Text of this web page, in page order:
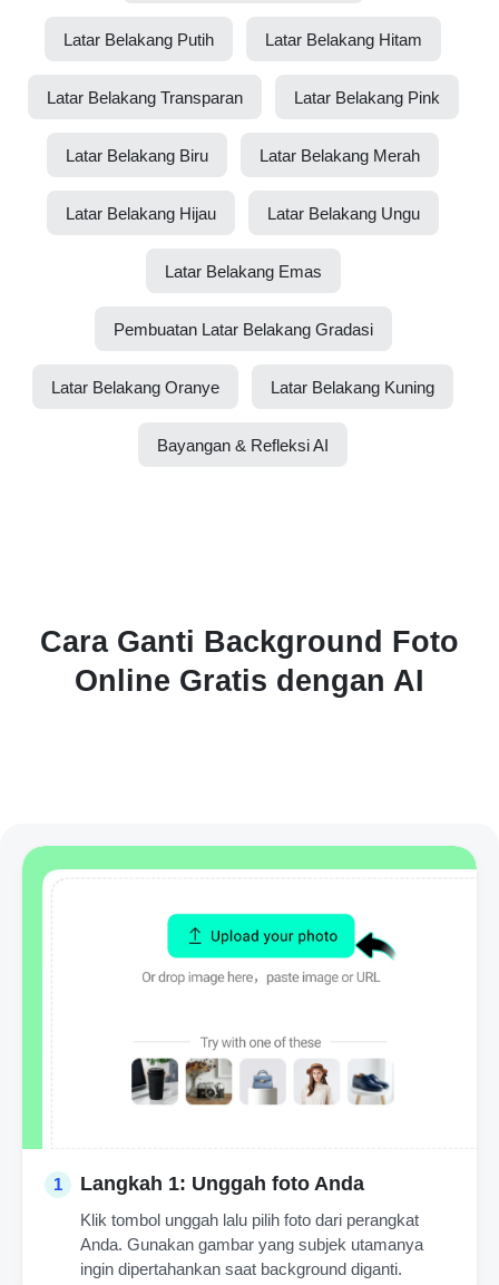
Latar Belakang Putih Latar Belakang Hitam
Latar Belakang Transparan Latar Belakang Pink
Latar Belakang Biru Latar Belakang Merah
Latar Belakang Hijau Latar Belakang Ungu
Latar Belakang Emas
Pembuatan Latar Belakang Gradasi
Latar Belakang Oranye Latar Belakang Kuning
Bayangan & Refleksi AI
Cara Ganti Background Foto
Online Gratis dengan AI
1 Langkah 1: Unggah foto Anda
Klik tombol unggah lalu pilih foto dari perangkat
Anda. Gunakan gambar yang subjek utamanya
ingin dipertahankan saat background diganti.